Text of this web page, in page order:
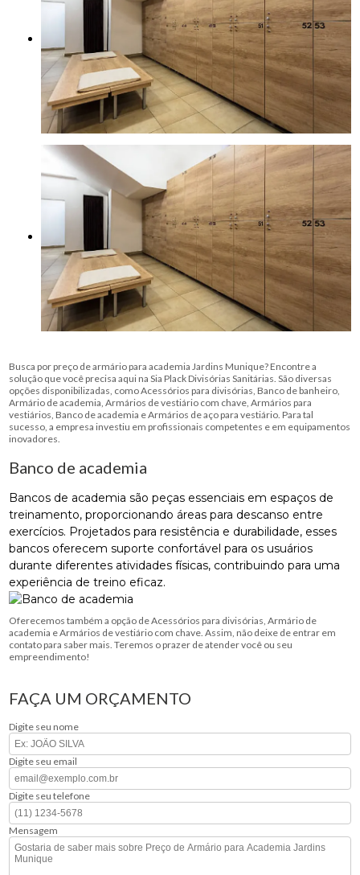
Busca por preço de armário para academia Jardins Munique? Encontre a
solução que você precisa aqui na Sia Plack Divisórias Sanitárias. São diversas
opções disponibilizadas, como Acessórios para divisórias, Banco de banheiro,
Armário de academia, Armários de vestiário com chave, Armários para
vestiários, Banco de academia e Armários de aço para vestiário. Para tal
sucesso, a empresa investiu em profissionais competentes e em equipamentos
inovadores.
Banco de academia
Bancos de academia são peças essenciais em espaços de
treinamento, proporcionando áreas para descanso entre
exercícios. Projetados para resistência e durabilidade, esses
bancos oferecem suporte confortável para os usuários
durante diferentes atividades físicas, contribuindo para uma
experiência de treino eficaz.
Oferecemos também a opção de Acessórios para divisórias, Armário de
academia e Armários de vestiário com chave. Assim, não deixe de entrar em
contato para saber mais. Teremos o prazer de atender você ou seu
empreendimento!
FAÇA UM ORÇAMENTO
Digite seu nome
Digite seu email
Digite seu telefone
Mensagem